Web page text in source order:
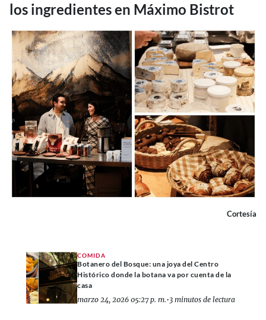
los ingredientes en Máximo Bistrot
Cortesía
COMIDA
Botanero del Bosque: una joya del Centro
Histórico donde la botana va por cuenta de la
casa
marzo 24, 2026 05:27 p. m.•3 minutos de lectura